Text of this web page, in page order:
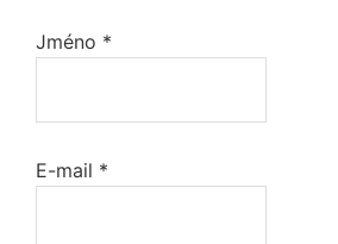
Jméno *
E-mail *